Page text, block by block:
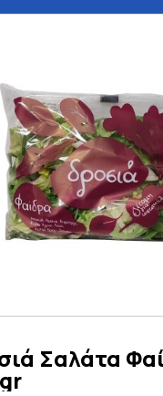
Σαλάτα